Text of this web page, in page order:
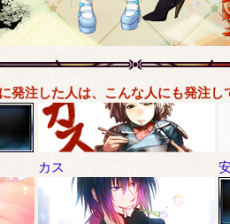
発注した人は、こんな人にも発注し
カス